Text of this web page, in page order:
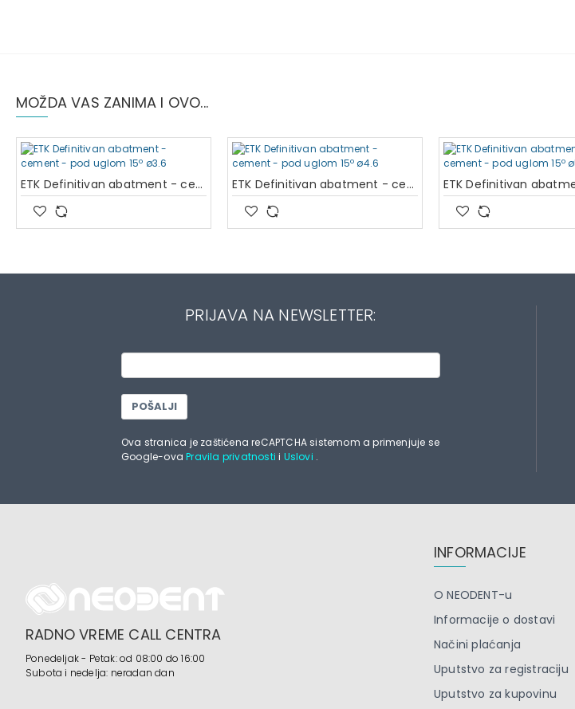
MOŽDA VAS ZANIMA I OVO...
ETK Definitivan abatment - cement - pod uglom 15º ø3.6 ETK Definitivan abatment - cement - pod uglom 15º ø4.6
PRIJAVA NA NEWSLETTER:
POŠALJI
Ova stranica je zaštićena reCAPTCHA sistemom a primenjuje se
Google-ovaPravila privatnosti i Uslovi .
RADNO VREME CALL CENTRA
Ponedeljak - Petak: od 08:00 do 16:00
Subota i nedelja: neradan dan
INFORMACIJE
O NEODENT-u
Informacije o dostavi
Načini plaćanja
Uputstvo za registraciju
Uputstvo za kupovinu